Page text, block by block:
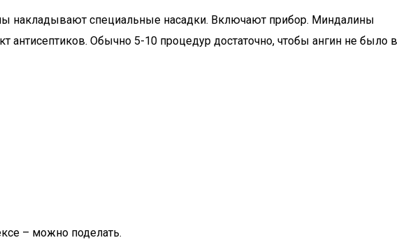
накладывают специальные насадки. Включают прибор. Миндалины
антисептиков. Обычно 5-10 процедур достаточно, чтобы ангин не было в
– можно поделать.